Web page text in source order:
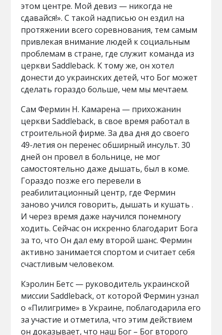
этом центре. Мой девиз — никогда не
сдавайся!». С такой надписью он ездил на
протяжении всего соревнования, тем самым
привлекая внимание людей к социальным
проблемам в стране, где служит команда из
церкви Saddleback. К тому же, он хотел
донести до украинских детей, что Бог может
сделать гораздо больше, чем мы мечтаем.
Сам Фермин Н. Камарена — прихожанин
церкви Saddleback, в свое время работал в
строительной фирме. За два дня до своего
49-летия он перенес обширный инсульт. 30
дней он провел в больнице, не мог
самостоятельно даже дышать, был в коме.
Гораздо позже его перевели в
реабилитационный центр, где Фермин
заново учился говорить, дышать и кушать .
И через время даже научился понемногу
ходить. Сейчас он искренно благодарит Бога
за то, что Он дал ему второй шанс. Фермин
активно занимается спортом и считает себя
счастливым человеком.
Кэролин Бетс — руководитель украинской
миссии Saddleback, от которой Фермин узнал
о «Пилигриме» в Украине, поблагодарила его
за участие и отметила, что этим действием
он доказывает, что наш Бог – Бог второго